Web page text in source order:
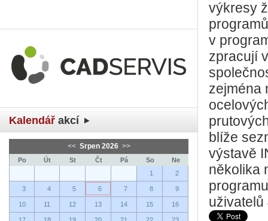
Kalendář akcí
<< Srpen 2026 >>
Po Út St Čt Pá So
Ne
1
2
3 4 5 6 7 8 9
10 11 12 13 14 15 16
17 18 19 20 21 22 23
výkresy
v
zpracují
zejména
blíže
výstavě
několika
uživatelů